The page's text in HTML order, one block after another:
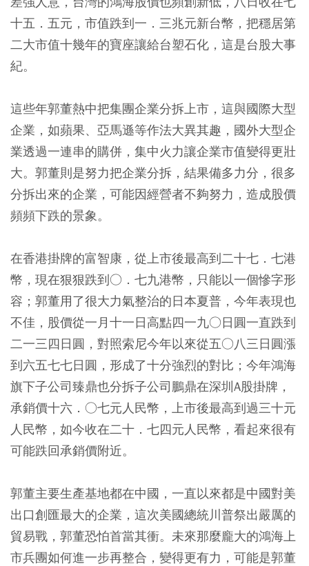
十五．五元，市值跌到一．三兆元新台幣，把穩居第
二大市值十幾年的寶座讓給台塑石化，這是台股大事
紀。
這些年郭董熱中把集團企業分拆上市，這與國際大型
企業，如蘋果、亞馬遜等作法大異其趣，國外大型企
業透過一連串的購併，集中火力讓企業市值變得更壯
大。郭董則是努力把企業分拆，結果備多力分，很多
分拆出來的企業，可能因經營者不夠努力，造成股價
頻頻下跌的景象。
在香港掛牌的富智康，從上市後最高到二十七．七港
幣，現在狠狠跌到○．七九港幣，只能以一個慘字形
容；郭董用了很大力氣整治的日本夏普，今年表現也
不佳，股價從一月十一日高點四一九○日圓一直跌到
二一三四日圓，對照索尼今年以來從五○八三日圓漲
到六五七七日圓，形成了十分強烈的對比；今年鴻海
旗下子公司臻鼎也分拆子公司鵬鼎在深圳A股掛牌，
承銷價十六．○七元人民幣，上市後最高到過三十元
人民幣，如今收在二十．七四元人民幣，看起來很有
可能跌回承銷價附近。
郭董主要生產基地都在中國，一直以來都是中國對美
出口創匯最大的企業，這次美國總統川普祭出嚴厲的
貿易戰，郭董恐怕首當其衝。未來那麼龐大的鴻海上
市兵團如何進一步再整合，變得更有力，可能是郭董